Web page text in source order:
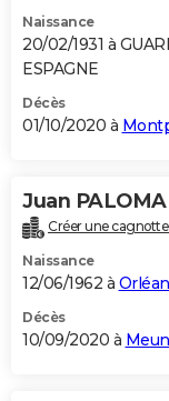
Naissance
20/02/1931 à
ESPAGNE
Décès
01/10/2020 à
Juan
Créer une
Naissance
12/06/1962 à
Décès
10/09/2020 à